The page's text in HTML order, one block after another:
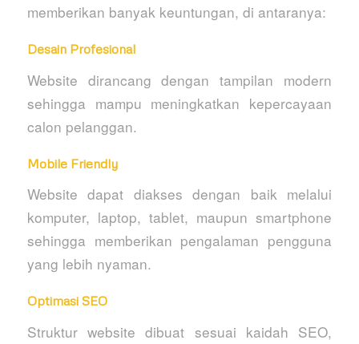
memberikan banyak keuntungan, di antaranya:
Desain Profesional
Website dirancang dengan tampilan modern
sehingga mampu meningkatkan kepercayaan
calon pelanggan.
Mobile Friendly
Website dapat diakses dengan baik melalui
komputer, laptop, tablet, maupun smartphone
sehingga memberikan pengalaman pengguna
yang lebih nyaman.
Optimasi SEO
Struktur website dibuat sesuai kaidah SEO,